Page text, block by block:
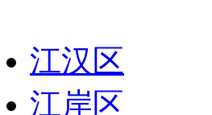
江汉区
江岸区